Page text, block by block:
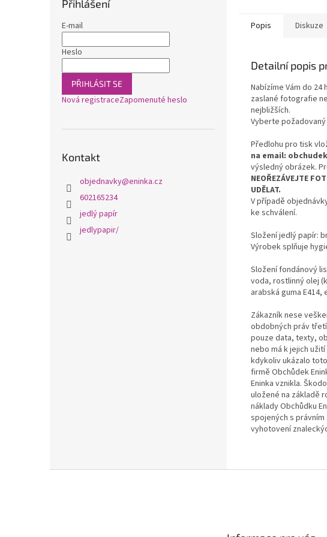
Přihlášení
E-mail
Heslo
PŘIHLÁSIT SE
Nová registraceZapomenuté heslo
Kontakt
objednavky@eninka.cz
602165234
jedlý papír
jedlypapir/
Popis Diskuze
Detailní popis
Nabízíme Vám do
zaslané fotografie
nejbližších.
Vyberte
Předlohu pro tisk
na email:
výsledný obrázek.
NEOŘEZÁVEJTE
UDĚLAT.
V případě
ke schválení.
Složení jedlý papír:
Výrobek splňuje
Složení fondánový
voda, rostlinný olej
arabská guma
Zákazník nese
obdobných práv
pouze data, texty,
nebo má k jejich
kdykoliv ukázalo
firmě Obchůdek
Eninka vznikla.
uložené na základě
náklady Obchůdku
spojených s
vyhotovení